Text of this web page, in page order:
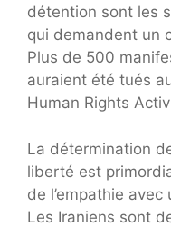
détention sont les
qui demandent un
Plus de 500
auraient été tués
Human Rights
La détermination
liberté est
de l’empathie
Les Iraniens sont